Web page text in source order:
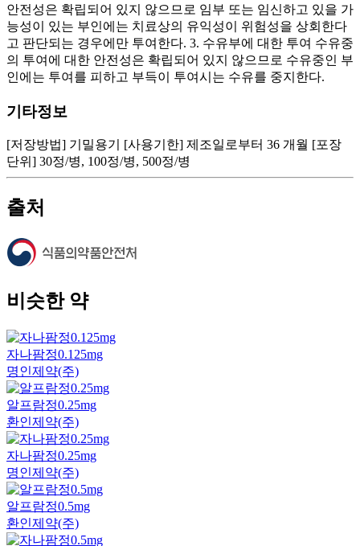
안전성은 확립되어 있지 않으므로 임부 또는 임신하고 있을 가
능성이 있는 부인에는 치료상의 유익성이 위험성을 상회한다
고 판단되는 경우에만 투여한다. 3. 수유부에 대한 투여 수유중
의 투여에 대한 안전성은 확립되어 있지 않으므로 수유중인 부
인에는 투여를 피하고 부득이 투여시는 수유를 중지한다.
기타정보
[저장방법] 기밀용기 [사용기한] 제조일로부터 36 개월 [포장
단위] 30정/병, 100정/병, 500정/병
출처
비슷한 약
자나팜정0.125mg
명인제약(주)
알프람정0.25mg
환인제약(주)
자나팜정0.25mg
명인제약(주)
알프람정0.5mg
환인제약(주)